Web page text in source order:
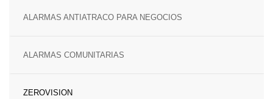
ALARMAS ANTIATRACO PARA NEGOCIOS
ALARMAS COMUNITARIAS
ZEROVISION